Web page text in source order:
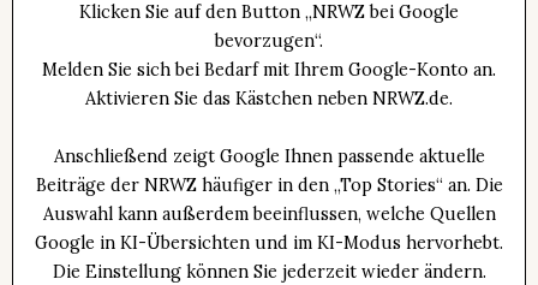
Klicken Sie auf den Button „NRWZ bei Google
bevorzugen“.
Melden Sie sich bei Bedarf mit Ihrem Google-Konto an.
Aktivieren Sie das Kästchen neben NRWZ.de.
Anschließend zeigt Google Ihnen passende aktuelle
Beiträge der NRWZ häufiger in den „Top Stories“ an. Die
Auswahl kann außerdem beeinflussen, welche Quellen
Google in KI-Übersichten und im KI-Modus hervorhebt.
Die Einstellung können Sie jederzeit wieder ändern.